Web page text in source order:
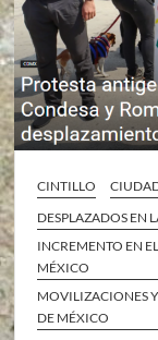
CINTILLO
DESPLAZADOS EN
INCREMENTO EN
MÉXICO
MOVILIZACIONES
DE MÉXICO